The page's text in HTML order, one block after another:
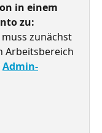
in einem
zu:
zunächst
Arbeitsbereich
Admin-